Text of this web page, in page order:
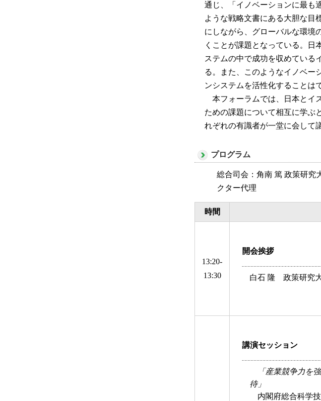
通じ、「イノベーションに最も
ような戦略文書にある大胆な目
にしながら、グローバルな環境
くことが課題となっている。日
ステムの中で成功を収めている
る。また、このようなイノベー
ンシステムを活性化することは
本フォーラムでは、日本とイ
ための課題について相互に学ぶ
れぞれの有識者が一堂に会して
プログラム
総合司会：角南 篤 政策研究
クター代理
時間
13:20-
13:30
開会挨拶
白石 隆 政策研究
講演セッション
「産業競争力を
待」
内閣府総合科学